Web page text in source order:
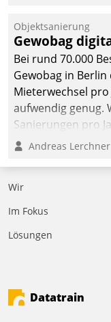
Objektsanierung
Gewobag
Bei rund 70.000
Gewobag in
Mieterwechsel
aufwendig genug.
Sanierungen pro
Betreuungs- und
gemeinsam mit
Teilprozess der
Andreas Lerchner
Wir
Im Fokus
Lösungen
Datatrain